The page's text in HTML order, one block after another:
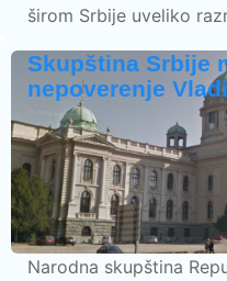
širom Srbije uveliko
Skupština Srbije
nepoverenje Vladi
Narodna skupština